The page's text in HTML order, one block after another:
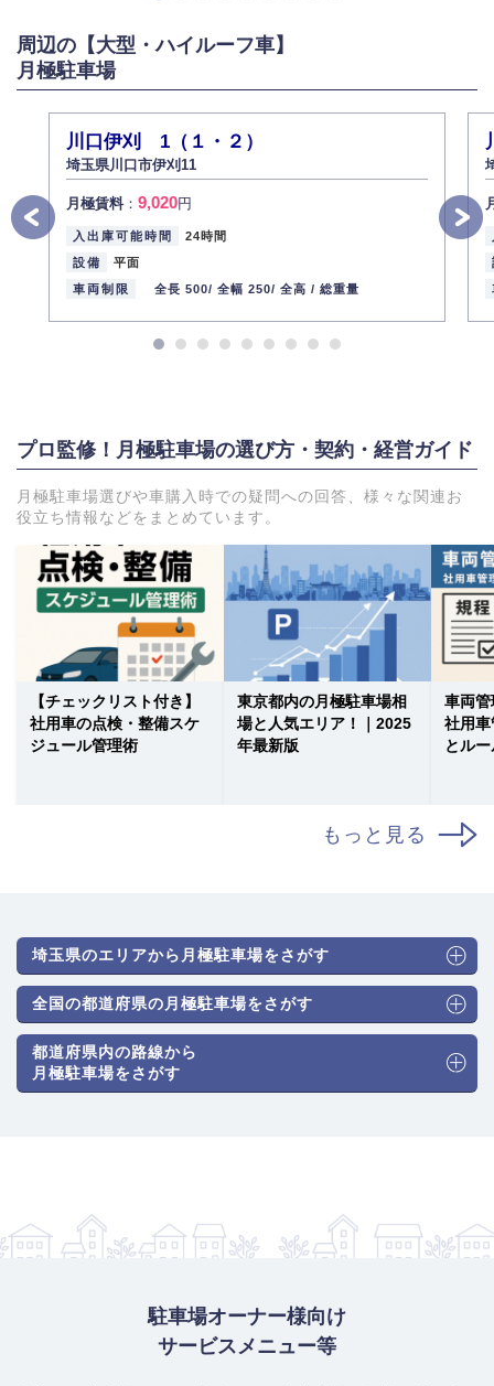
周辺の【大型・ハイルーフ車】
月極駐車場
川口伊刈 1（１・２）
埼玉県川口市伊刈11
月極賃料： 9,020円
入出庫可能時間
24時間
設備
平面
車両制限
全長 500/ 全幅 250/ 全高 / 総重量
プロ監修！月極駐車場の選び方・契約・経営ガイド
月極駐車場選びや車購入時での疑問への回答、様々な関連お
役立ち情報などをまとめています。
【チェックリスト付き】
社用車の点検・整備スケ
ジュール管理術
東京都内の月極駐車場相
場と人気エリア！｜2025
年最新版
車両
社用
とル
もっと見る
埼玉県のエリアから月極駐車場をさがす
全国の都道府県の月極駐車場をさがす
都道府県内の路線から
月極駐車場をさがす
駐車場オーナー様向け
サービスメニュー等